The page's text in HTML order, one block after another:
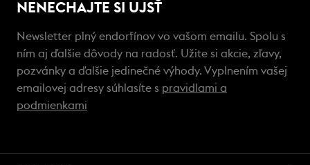
NENECHAJTE SI UJSŤ
Newsletter plný endorfínov vo vašom emailu. Spolu s
ním aj ďalšie dôvody na radosť. Užite si akcie, zľavy,
pozvánky a ďalšie jedinečné výhody. Vyplnením vašej
emailovej adresy súhlasíte s pravidlami a
podmienkami